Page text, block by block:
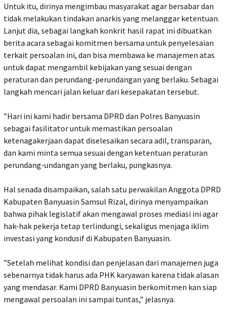
‎Untuk itu, dirinya mengimbau masyarakat agar bersabar dan
tidak melakukan tindakan anarkis yang melanggar ketentuan.
Lanjut dia, sebagai langkah konkrit hasil rapat ini dibuatkan
berita acara sebagai komitmen bersama untuk penyelesaian
terkait persoalan ini, dan bisa membawa ke manajemen atas
untuk dapat mengambil kebijakan yang sesuai dengan
peraturan dan perundang-perundangan yang berlaku. Sebagai
langkah mencari jalan keluar dari kesepakatan tersebut.
‎”Hari ini kami hadir bersama DPRD dan Polres Banyuasin
sebagai fasilitator untuk memastikan persoalan
ketenagakerjaan dapat diselesaikan secara adil, transparan,
dan kami minta semua sesuai dengan ketentuan peraturan
perundang-undangan yang berlaku, pungkasnya.
‎Hal senada disampaikan, salah satu perwakilan Anggota DPRD
Kabupaten Banyuasin Samsul Rizal, dirinya menyampaikan
bahwa pihak legislatif akan mengawal proses mediasi ini agar
hak-hak pekerja tetap terlindungi, sekaligus menjaga iklim
investasi yang kondusif di Kabupaten Banyuasin.
‎”Setelah melihat kondisi dan penjelasan dari manajemen juga
sebenarnya tidak harus ada PHK karyawan karena tidak alasan
yang mendasar. Kami DPRD Banyuasin berkomitmen kan siap
mengawal persoalan ini sampai tuntas,” jelasnya.